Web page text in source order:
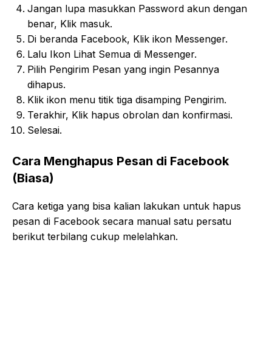
Jangan lupa masukkan Password akun dengan
benar, Klik masuk.
Di beranda Facebook, Klik ikon Messenger.
Lalu Ikon Lihat Semua di Messenger.
Pilih Pengirim Pesan yang ingin Pesannya
dihapus.
Klik ikon menu titik tiga disamping Pengirim.
Terakhir, Klik hapus obrolan dan konfirmasi.
Selesai.
Cara Menghapus Pesan di Facebook
(Biasa)
Cara ketiga yang bisa kalian lakukan untuk hapus
pesan di Facebook secara manual satu persatu
berikut terbilang cukup melelahkan.